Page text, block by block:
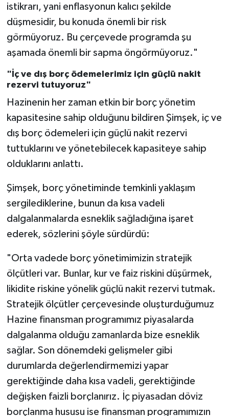
istikrarı, yani enflasyonun kalıcı şekilde
düşmesidir, bu konuda önemli bir risk
görmüyoruz. Bu çerçevede programda şu
aşamada önemli bir sapma öngörmüyoruz."
"İç ve dış borç ödemelerimiz için güçlü nakit
rezervi tutuyoruz"
Hazinenin her zaman etkin bir borç yönetim
kapasitesine sahip olduğunu bildiren Şimşek, iç ve
dış borç ödemeleri için güçlü nakit rezervi
tuttuklarını ve yönetebilecek kapasiteye sahip
olduklarını anlattı.
Şimşek, borç yönetiminde temkinli yaklaşım
sergilediklerine, bunun da kısa vadeli
dalgalanmalarda esneklik sağladığına işaret
ederek, sözlerini şöyle sürdürdü:
"Orta vadede borç yönetimimizin stratejik
ölçütleri var. Bunlar, kur ve faiz riskini düşürmek,
likidite riskine yönelik güçlü nakit rezervi tutmak.
Stratejik ölçütler çerçevesinde oluşturduğumuz
Hazine finansman programımız piyasalarda
dalgalanma olduğu zamanlarda bize esneklik
sağlar. Son dönemdeki gelişmeler gibi
durumlarda değerlendirmemizi yapar
gerektiğinde daha kısa vadeli, gerektiğinde
değişken faizli borçlanırız. İç piyasadan döviz
borçlanma hususu ise finansman programımızın